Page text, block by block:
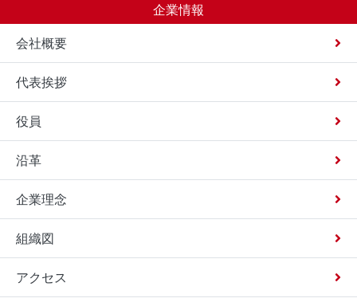
企業情報
会社概要
代表挨拶
役員
沿革
企業理念
組織図
アクセス